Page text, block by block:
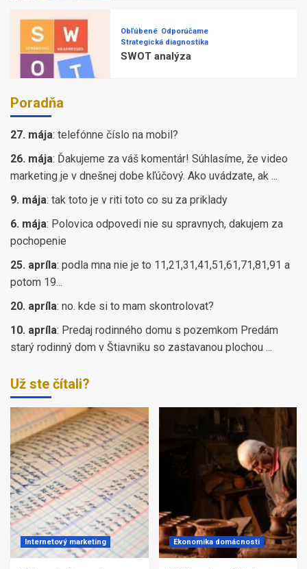
Obľúbené Odporúčame
Strategická diagnostika
SWOT analýza
Poradňa
27. mája: telefónne číslo na mobil?
26. mája: Ďakujeme za váš komentár! Súhlasíme, že video
marketing je v dnešnej dobe kľúčový. Ako uvádzate, ak ...
9. mája: tak toto je v riti toto co su za priklady
6. mája: Polovica odpovedi nie su spravnych, dakujem za
pochopenie
25. apríla: podla mna nie je to 11,21,31,41,51,61,71,81,91 a
potom 19...
20. apríla: no. kde si to mam skontrolovat?
10. apríla: Predaj rodinného domu s pozemkom Predám
starý rodinný dom v Štiavniku so zastavanou plochou ...
Už ste čítali?
Internetový marketing Ekonomika domácnosti